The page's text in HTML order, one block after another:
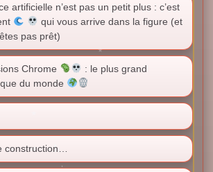
artificielle n’est pas un petit plus : c’est
qui vous arrive dans la figure (et
pas prêt)
Chrome
: le plus grand
du monde
construction…